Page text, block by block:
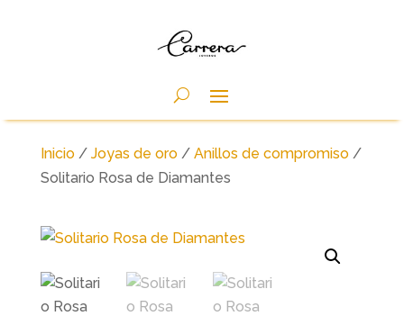
Inicio/ Joyas de oro/ Anillos de compromiso/
Solitario Rosa de Diamantes